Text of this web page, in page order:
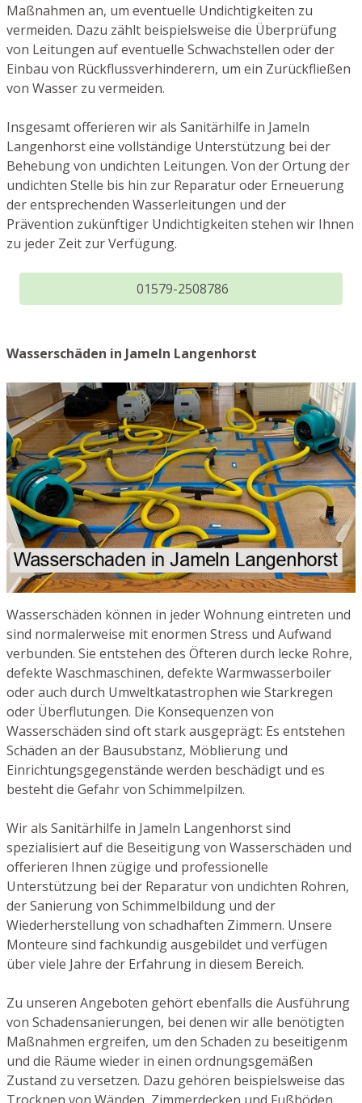
Maßnahmen an, um eventuelle Undichtigkeiten zu
vermeiden. Dazu zählt beispielsweise die Überprüfung
von Leitungen auf eventuelle Schwachstellen oder der
Einbau von Rückflussverhinderern, um ein Zurückfließen
von Wasser zu vermeiden.
Insgesamt offerieren wir als Sanitärhilfe in Jameln
Langenhorst eine vollständige Unterstützung bei der
Behebung von undichten Leitungen. Von der Ortung der
undichten Stelle bis hin zur Reparatur oder Erneuerung
der entsprechenden Wasserleitungen und der
Prävention zukünftiger Undichtigkeiten stehen wir Ihnen
zu jeder Zeit zur Verfügung.
01579-2508786
Wasserschäden in Jameln Langenhorst
Wasserschäden können in jeder Wohnung eintreten und
sind normalerweise mit enormen Stress und Aufwand
verbunden. Sie entstehen des Öfteren durch lecke Rohre,
defekte Waschmaschinen, defekte Warmwasserboiler
oder auch durch Umweltkatastrophen wie Starkregen
oder Überflutungen. Die Konsequenzen von
Wasserschäden sind oft stark ausgeprägt: Es entstehen
Schäden an der Bausubstanz, Möblierung und
Einrichtungsgegenstände werden beschädigt und es
besteht die Gefahr von Schimmelpilzen.
Wir als Sanitärhilfe in Jameln Langenhorst sind
spezialisiert auf die Beseitigung von Wasserschäden und
offerieren Ihnen zügige und professionelle
Unterstützung bei der Reparatur von undichten Rohren,
der Sanierung von Schimmelbildung und der
Wiederherstellung von schadhaften Zimmern. Unsere
Monteure sind fachkundig ausgebildet und verfügen
über viele Jahre der Erfahrung in diesem Bereich.
Zu unseren Angeboten gehört ebenfalls die Ausführung
von Schadensanierungen, bei denen wir alle benötigten
Maßnahmen ergreifen, um den Schaden zu beseitigenm
und die Räume wieder in einen ordnungsgemäßen
Zustand zu versetzen. Dazu gehören beispielsweise das